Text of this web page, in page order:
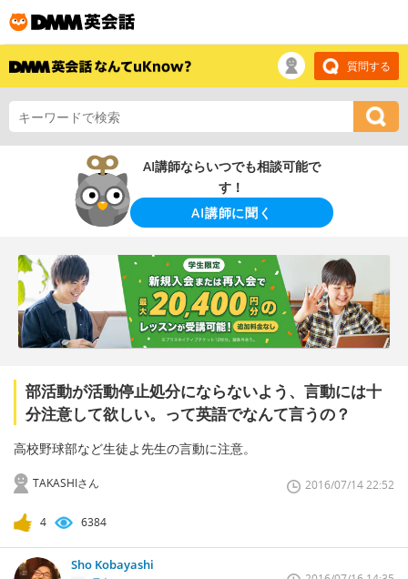
質問する
AI講師ならいつでも相談可能で
す！
AI講師に聞く
部活動が活動停止処分にならないよう、言動には十
分注意して欲しい。って英語でなんて言うの？
高校野球部など生徒よ先生の言動に注意。
TAKASHIさん 2016/07/14 22:52
4 6384
Sho Kobayashi